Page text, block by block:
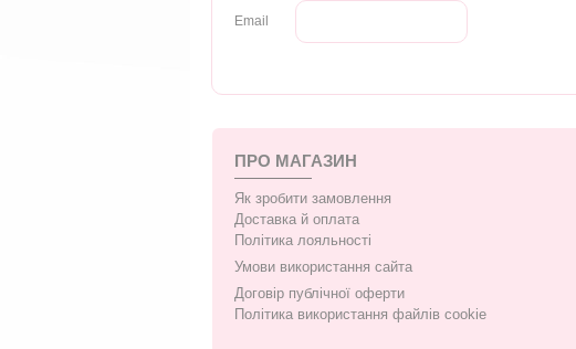
Email
ПРО МАГАЗИН
Як зробити замовлення
Доставка й оплата
Політика лояльності
Умови використання сайта
Договір публічної оферти
Політика використання файлів cookie